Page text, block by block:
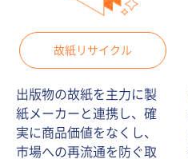
故紙リサイクル
出版物の故紙を主力に製
紙メーカーと連携し、確
実に商品価値をなくし、
市場への再流通を防ぐ取